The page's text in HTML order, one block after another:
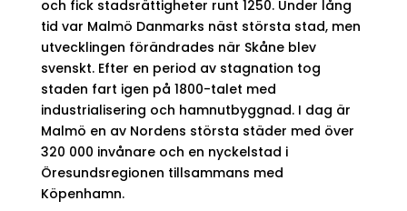
och fick stadsrättigheter runt 1250. Under lång
tid var Malmö Danmarks näst största stad, men
utvecklingen förändrades när Skåne blev
svenskt. Efter en period av stagnation tog
staden fart igen på 1800-talet med
industrialisering och hamnutbyggnad. I dag är
Malmö en av Nordens största städer med över
320 000 invånare och en nyckelstad i
Öresundsregionen tillsammans med
Köpenhamn.